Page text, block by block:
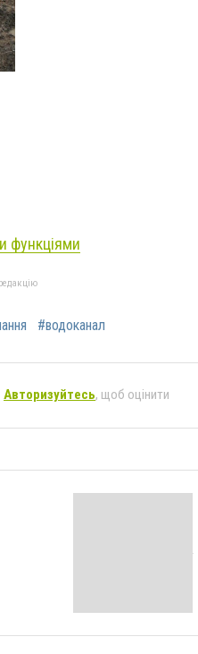
функціями
#водоканал
Авторизуйтесь, щоб оцінити